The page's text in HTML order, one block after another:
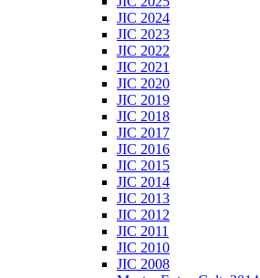
JIC 2024
JIC 2023
JIC 2022
JIC 2021
JIC 2020
JIC 2019
JIC 2018
JIC 2017
JIC 2016
JIC 2015
JIC 2014
JIC 2013
JIC 2012
JIC 2011
JIC 2010
JIC 2008